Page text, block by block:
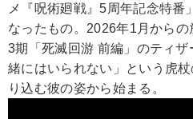
メ『呪術廻戦』5周年記念特番
なったもの。2026年1月から
3期「死滅回游 前編」のティ
緒にはいられない」という虎
り込む彼の姿から始まる。